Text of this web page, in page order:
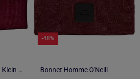
Bonnet Homme Calvin Klein Jeans
-48%
Bonnet Homme O'Neill